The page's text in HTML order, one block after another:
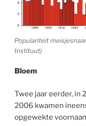
Populariteit
Instituut)
Bloem
Twee jaar eerder, in
2006 kwamen
opgewekte